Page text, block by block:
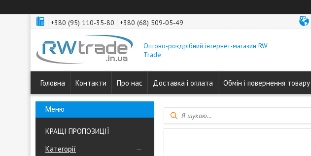
+380 (95) 110-35-80 +380 (68) 509-05-49
Оптово-роздрібний інтернет-магазин RW
Trade
Головна Контакти Про нас Доставка і оплата Обмін і повернення товару
КРАЩІ ПРОПОЗИЦІЇ
Категорії